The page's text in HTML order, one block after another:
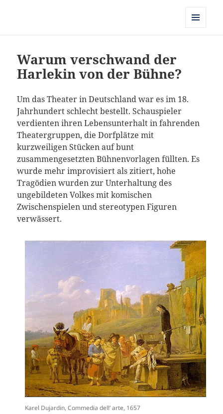
Warum verschwand der
Harlekin von der Bühne?
Um das Theater in Deutschland war es im 18.
Jahrhundert schlecht bestellt. Schauspieler
verdienten ihren Lebensunterhalt in fahrenden
Theatergruppen, die Dorfplätze mit
kurzweiligen Stücken auf bunt
zusammengesetzten Bühnenvorlagen füllten.Es
wurde mehr improvisiert als zitiert, hohe
Tragödien wurden zur Unterhaltung des
ungebildeten Volkes mit komischen
Zwischenspielen und stereotypen Figuren
verwässert.
Karel Dujardin, Commedia dell‘ arte, 1657